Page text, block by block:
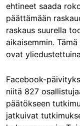
ehtineet saada
päättämään
raskaus suurella
aikaisemmin.
ovat
Facebook-
niitä 827
päätökseen
jatkuivat